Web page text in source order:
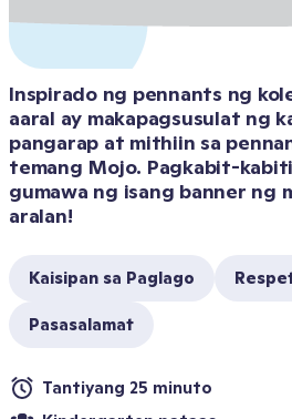
Inspirado ng pennants ng
aaral ay makapagsusulat ng
pangarap at mithiin sa
temang Mojo. Pagkabit-
gumawa ng isang banner ng
aralan!
Kaisipan sa Paglago
Pasasalamat
Tantiyang 25 minuto